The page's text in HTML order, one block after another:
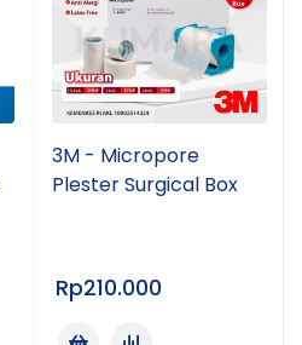
3M - Micropore
Plester Surgical Box
Rp210.000